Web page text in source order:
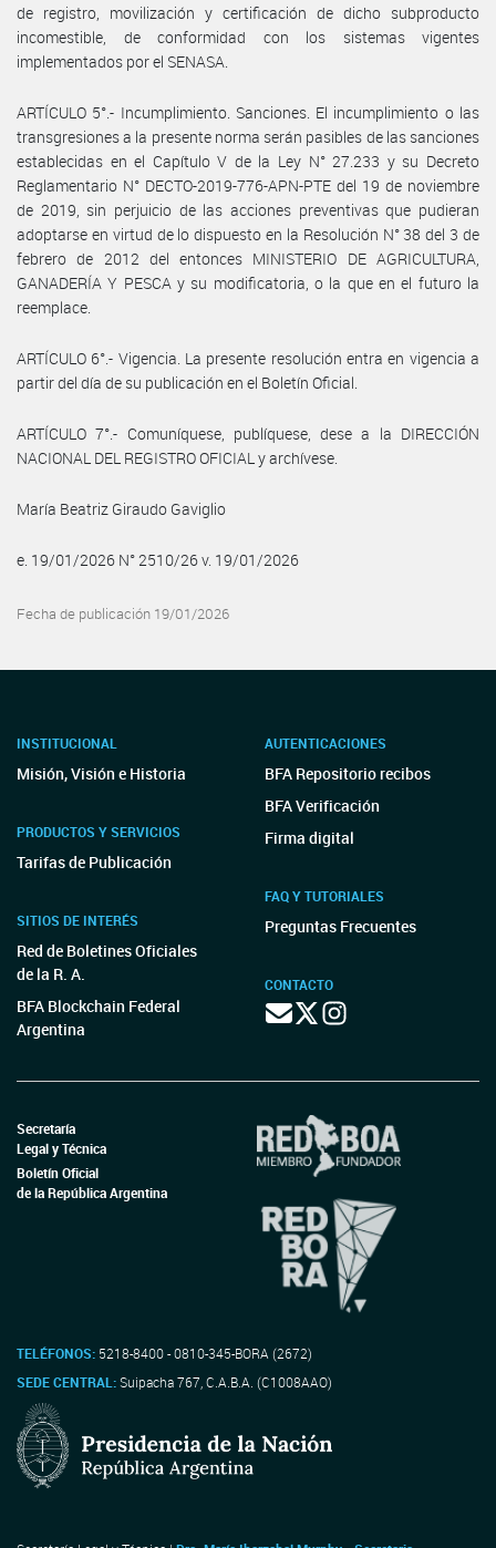
de registro, movilización y certificación de dicho subproducto
incomestible, de conformidad con los sistemas vigentes
implementados por el SENASA.
ARTÍCULO 5°.- Incumplimiento. Sanciones. El incumplimiento o las
transgresiones a la presente norma serán pasibles de las sanciones
establecidas en el Capítulo V de la Ley N° 27.233 y su Decreto
Reglamentario N° DECTO-2019-776-APN-PTE del 19 de noviembre
de 2019, sin perjuicio de las acciones preventivas que pudieran
adoptarse en virtud de lo dispuesto en la Resolución N° 38 del 3 de
febrero de 2012 del entonces MINISTERIO DE AGRICULTURA,
GANADERÍA Y PESCA y su modificatoria, o la que en el futuro la
reemplace.
ARTÍCULO 6°.- Vigencia. La presente resolución entra en vigencia a
partir del día de su publicación en el Boletín Oficial.
ARTÍCULO 7°.- Comuníquese, publíquese, dese a la DIRECCIÓN
NACIONAL DEL REGISTRO OFICIAL y archívese.
María Beatriz Giraudo Gaviglio
e. 19/01/2026 N° 2510/26 v. 19/01/2026
Fecha de publicación 19/01/2026
INSTITUCIONAL
Misión, Visión e Historia
PRODUCTOS Y SERVICIOS
Tarifas de Publicación
SITIOS DE INTERÉS
Red de Boletines Oficiales
de la R. A.
BFA Blockchain Federal
Argentina
AUTENTICACIONES
BFA Repositorio recibos
BFA Verificación
Firma digital
FAQ Y TUTORIALES
Preguntas Frecuentes
CONTACTO
Secretaría
Legal y Técnica
Boletín Oficial
de la República Argentina
TELÉFONOS: 5218-8400 - 0810-345-BORA (2672)
SEDE CENTRAL:Suipacha 767, C.A.B.A. (C1008AAO)